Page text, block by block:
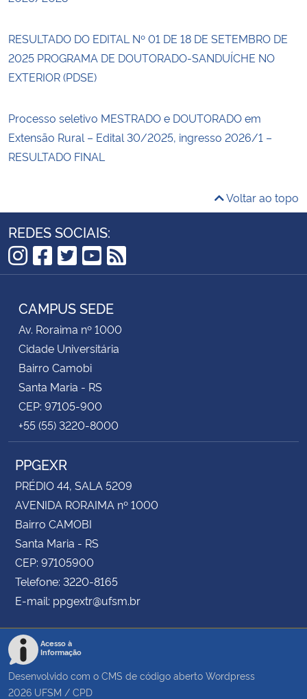
RESULTADO DO EDITAL Nº 01 DE 18 DE SETEMBRO DE
2025 PROGRAMA DE DOUTORADO-SANDUÍCHE NO
EXTERIOR (PDSE)
Processo seletivo MESTRADO e DOUTORADO em
Extensão Rural – Edital 30/2025, ingresso 2026/1 –
RESULTADO FINAL
Voltar ao topo
REDES SOCIAIS:
Instagram
Facebook
Twitter
YouTube
RSS
CAMPUS SEDE
Av. Roraima nº 1000
Cidade Universitária
Bairro Camobi
Santa Maria - RS
CEP: 97105-900
+55 (55) 3220-8000
PPGEXR
PRÉDIO 44, SALA 5209
AVENIDA RORAIMA nº 1000
Bairro CAMOBI
Santa Maria - RS
CEP: 97105900
Telefone: 3220-8165
E-mail: ppgextr@ufsm.br
Acesso à
Informação
Desenvolvido com o CMS de código aberto Wordpress
2026 UFSM / CPD